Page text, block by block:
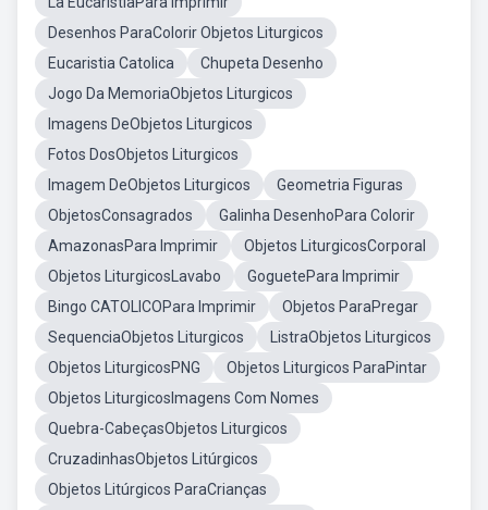
Desenhos ParaColorir Objetos Liturgicos
Eucaristia Catolica
Chupeta Desenho
Jogo Da MemoriaObjetos Liturgicos
Imagens DeObjetos Liturgicos
Fotos DosObjetos Liturgicos
Imagem DeObjetos Liturgicos
Geometria Figuras
ObjetosConsagrados
Galinha DesenhoPara Colorir
AmazonasPara Imprimir
Objetos LiturgicosCorporal
Objetos LiturgicosLavabo
GoguetePara Imprimir
Bingo CATOLICOPara Imprimir
Objetos ParaPregar
SequenciaObjetos Liturgicos
ListraObjetos Liturgicos
Objetos LiturgicosPNG
Objetos Liturgicos ParaPintar
Objetos LiturgicosImagens Com Nomes
Quebra-CabeçasObjetos Liturgicos
CruzadinhasObjetos Litúrgicos
Objetos Litúrgicos ParaCrianças